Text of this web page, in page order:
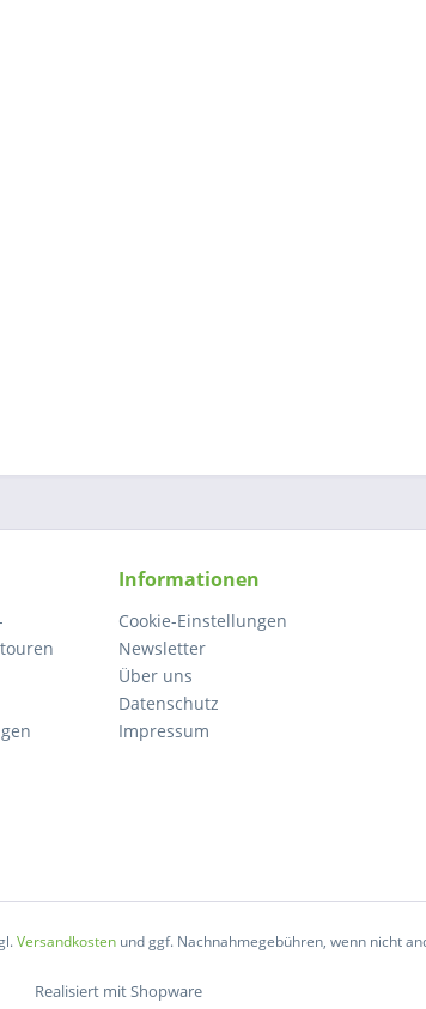
Informationen
Cookie-Einstellungen
Newsletter
Über uns
Datenschutz
Impressum
Versandkostenund ggf. Nachnahmegebühren, wenn nicht
Realisiert mit Shopware